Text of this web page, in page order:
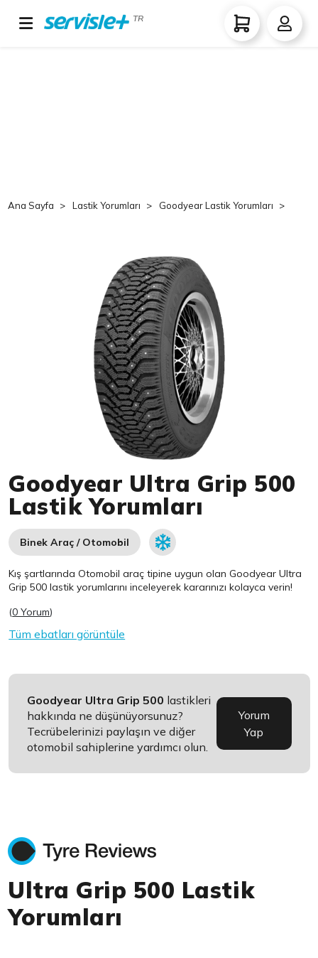
TR
Ana Sayfa Lastik Yorumları Goodyear Lastik Yorumları
Goodyear Ultra Grip 500
Lastik Yorumları
Binek Araç / Otomobil
Kış şartlarında Otomobil araç tipine uygun olanGoodyear Ultra
Grip 500 lastik yorumlarını inceleyerek kararınızı kolayca verin!
(0 Yorum)
Tüm ebatları görüntüle
Goodyear Ultra Grip 500 lastikleri
hakkında ne düşünüyorsunuz?
Tecrübelerinizi paylaşın ve diğer
otomobil sahiplerine yardımcı olun.
Yorum
Yap
Ultra Grip 500 Lastik
Yorumları